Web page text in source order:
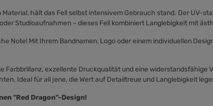
hält das Fell selbst intensivem Gebrauch stand. Der UV-
Studioaufnahmen – dieses Fell kombiniert Langlebigkeit mit
Note! Mit Ihrem Bandnamen, Logo oder einem individuellen
Farbbrillanz, exzellente Druckqualität und eine widerstandsfähige
Ideal für all jene, die Wert auf Detailtreue und Langlebigkeit
"Red Dragon"-Design!